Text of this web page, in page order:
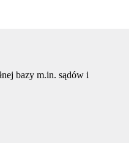
bazy m.in. sądów i